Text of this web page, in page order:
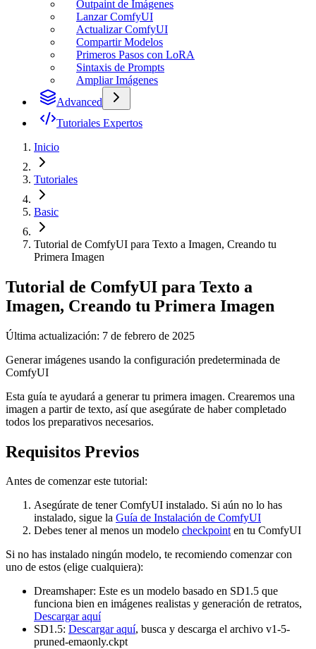
Outpaint de Imágenes
Lanzar ComfyUI
Actualizar ComfyUI
Compartir Modelos
Primeros Pasos con LoRA
Sintaxis de Prompts
Ampliar Imágenes
Advanced
Tutoriales Expertos
Inicio
Tutoriales
Basic
Tutorial de ComfyUI para Texto a Imagen, Creando tu
Primera Imagen
Tutorial de ComfyUI para Texto a
Imagen, Creando tu Primera Imagen
Última actualización: 7 de febrero de 2025
Generar imágenes usando la configuración predeterminada de
ComfyUI
Esta guía te ayudará a generar tu primera imagen. Crearemos una
imagen a partir de texto, así que asegúrate de haber completado
todos los preparativos necesarios.
Requisitos Previos
Antes de comenzar este tutorial:
Asegúrate de tener ComfyUI instalado. Si aún no lo has
instalado, sigue la Guía de Instalación de ComfyUI
Debes tener al menos un modelo checkpointen tu ComfyUI
Si no has instalado ningún modelo, te recomiendo comenzar con
uno de estos (elige cualquiera):
Dreamshaper: Este es un modelo basado en SD1.5 que
funciona bien en imágenes realistas y generación de retratos,
Descargar aquí
SD1.5: Descargar aquí, busca y descarga el archivo v1-5-
pruned-emaonly.ckpt